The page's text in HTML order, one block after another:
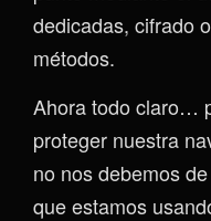
dedicadas, cifrado
métodos.
Ahora todo claro…
proteger nuestra
no nos debemos
que estamos